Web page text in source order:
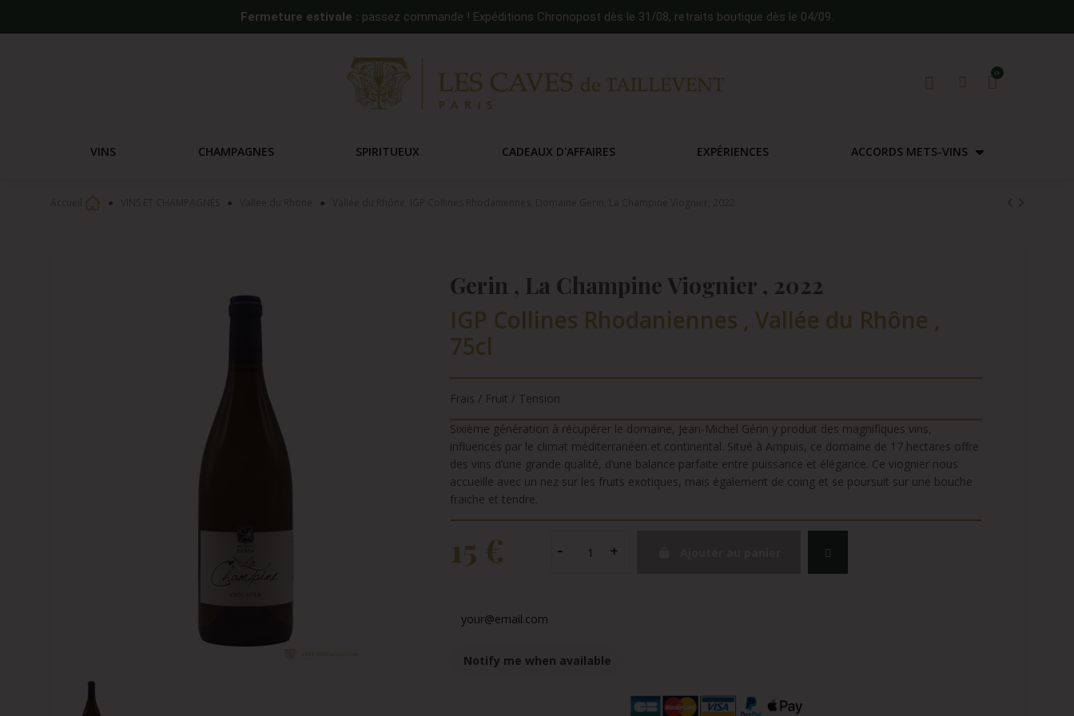
Fermeture estivale : passez commande ! Expéditions Chronopost dès le 31/08, retraits boutique dès le 04/09.
VINS CHAMPAGNES SPIRITUEUX CADEAUX D'AFFAIRES EXPÉRIENCES ACCORDS METS-VINS
Gerin , La Champine Viognier , 2022
IGP Collines Rhodaniennes , Vallée du Rhône ,
75cl
Frais / Fruit / Tension
Sixième génération à récupérer le domaine, Jean-Michel Gérin y produit des magnifiques vins,
influencés par le climat méditerranéen et continental. Situé à Ampuis, ce domaine de 17 hectares offre
des vins d’une grande qualité, d’une balance parfaite entre puissance et élégance. Ce viognier nous
accueille avec un nez sur les fruits exotiques, mais également de coing et se poursuit sur une bouche
fraiche et tendre.
15 €